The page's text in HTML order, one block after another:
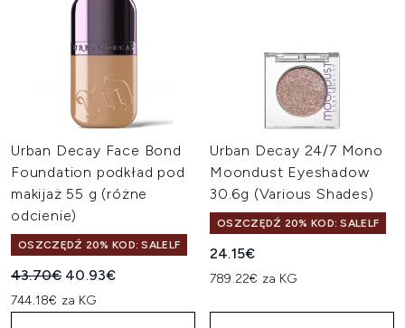
Urban Decay Face Bond
Foundation podkład pod
makijaż 55 g (różne
odcienie)
OSZCZĘDŹ 20% KOD: SALELF
Sugerowana cena detaliczna:
43.70€ Aktualna cena:
40.93€
744.18€ za KG
Urban Decay 24/7 Mono
Moondust Eyeshadow
30.6g (Various Shades)
OSZCZĘDŹ 20% KOD: SALELF
24.15€
789.22€ za KG